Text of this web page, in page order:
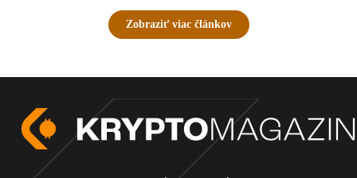
Zobraziť viac článkov